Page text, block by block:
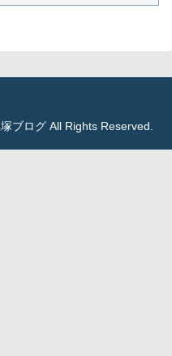
ブログ All Rights Reserved.